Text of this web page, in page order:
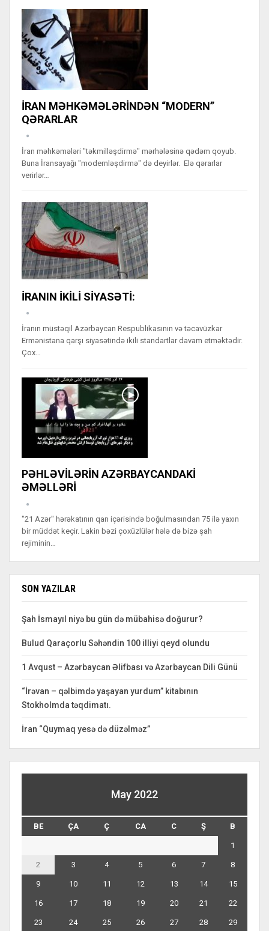
İRAN MƏHKƏMƏLƏRİNDƏN “MODERN”
QƏRARLAR
İran məhkəmələri "təkmilləşdirmə" mərhələsinə qədəm qoyub.
Buna İransayağı "modernləşdirmə" də deyirlər. Elə qərarlar
verirlər…
İRANIN İKİLİ SİYASƏTİ:
İranın müstəqil Azərbaycan Respublikasının və təcavüzkar
Ermənistana qarşı siyasətində ikili standartlar davam etməktədir.
Çox…
PƏHLƏVİLƏRİN AZƏRBAYCANDAKİ
ƏMƏLLƏRİ
"21 Azər" hərəkatının qan içərisində boğulmasından 75 ilə yaxın
bir müddət keçir. Lakin bəzi çoxüzlülər hələ də bizə şah
rejiminin…
SON YAZILAR
Şah İsmayıl niyə bu gün də mübahisə doğurur?
Bulud Qaraçorlu Səhəndin 100 illiyi qeyd olundu
1 Avqust – Azərbaycan Əlifbası və Azərbaycan Dili Günü
“İrəvan – qəlbimdə yaşayan yurdum” kitabının
Stokholmda təqdimatı.
İran “Quymaq yesə də düzəlməz”
May 2022
BE ÇA Ç CA C Ş B
1
2 3 4 5 6 7 8
9 10 11 12 13 14 15
16 17 18 19 20 21 22
23 24 25 26 27 28 29